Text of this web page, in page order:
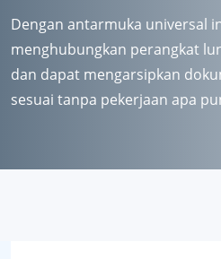
Dengan antarmuka universal
menghubungkan perangkat
dan dapat mengarsipkan
sesuai tanpa pekerjaan apa